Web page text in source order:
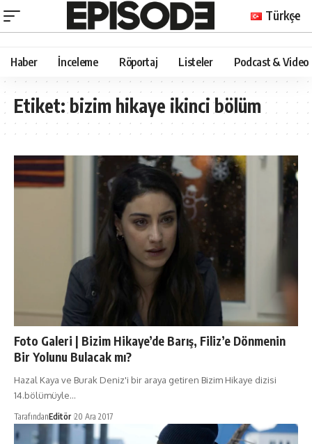
Türkçe
Haber İnceleme Röportaj Listeler Podcast & Video
Etiket:bizim hikaye ikinci bölüm
Foto Galeri | Bizim Hikaye’de Barış, Filiz’e Dönmenin
Bir Yolunu Bulacak mı?
Hazal Kaya ve Burak Deniz'i bir araya getiren Bizim Hikaye dizisi
14.bölümüyle…
TarafındanEditör 20 Ara 2017